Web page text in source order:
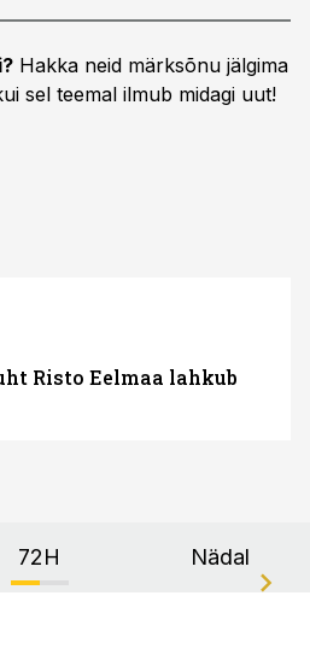
Hakka neid märksõnu jälgima
sel teemal ilmub midagi uut!
Risto Eelmaa lahkub
72H Nädal